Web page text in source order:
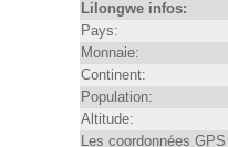
Lilongwe infos:
Pays:
Monnaie:
Continent:
Population:
Altitude:
Les coordonnées GPS